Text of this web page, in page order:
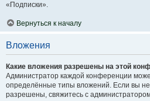
«Подписки».
Вернуться к началу
Вложения
Какие вложения разрешены на этой
Администратор каждой конференции
определённые типы вложений. Если вы не
разрешены, свяжитесь с